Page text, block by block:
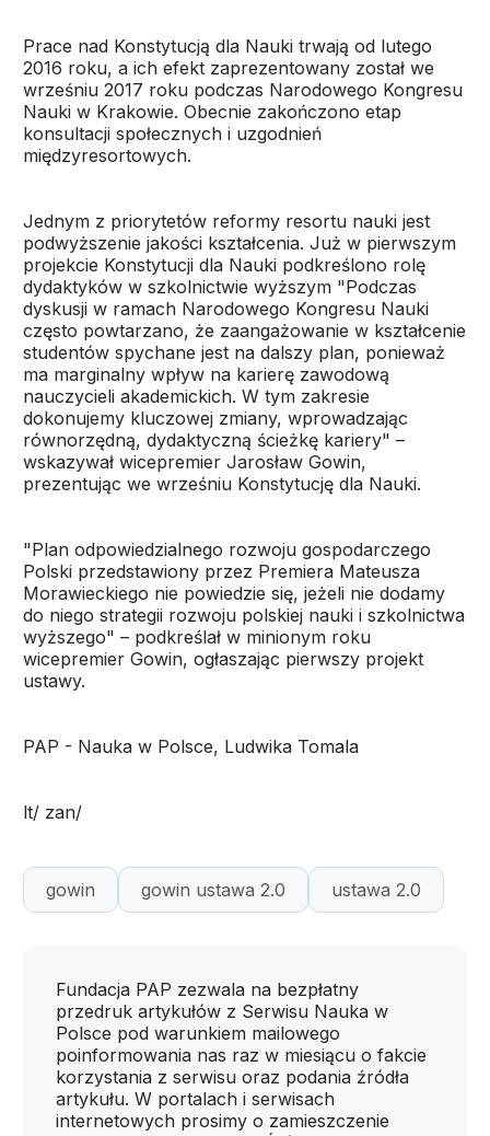
Prace nad Konstytucją dla Nauki trwają od lutego
2016 roku, a ich efekt zaprezentowany został we
wrześniu 2017 roku podczas Narodowego Kongresu
Nauki w Krakowie. Obecnie zakończono etap
konsultacji społecznych i uzgodnień
międzyresortowych.
Jednym z priorytetów reformy resortu nauki jest
podwyższenie jakości kształcenia. Już w pierwszym
projekcie Konstytucji dla Nauki podkreślono rolę
dydaktyków w szkolnictwie wyższym "Podczas
dyskusji w ramach Narodowego Kongresu Nauki
często powtarzano, że zaangażowanie w kształcenie
studentów spychane jest na dalszy plan, ponieważ
ma marginalny wpływ na karierę zawodową
nauczycieli akademickich. W tym zakresie
dokonujemy kluczowej zmiany, wprowadzając
równorzędną, dydaktyczną ścieżkę kariery" –
wskazywał wicepremier Jarosław Gowin,
prezentując we wrześniu Konstytucję dla Nauki.
"Plan odpowiedzialnego rozwoju gospodarczego
Polski przedstawiony przez Premiera Mateusza
Morawieckiego nie powiedzie się, jeżeli nie dodamy
do niego strategii rozwoju polskiej nauki i szkolnictwa
wyższego" – podkreślał w minionym roku
wicepremier Gowin, ogłaszając pierwszy projekt
ustawy.
PAP - Nauka w Polsce, Ludwika Tomala
lt/ zan/
gowin gowin ustawa 2.0 ustawa 2.0
Fundacja PAP zezwala na bezpłatny
przedruk artykułów z Serwisu Nauka w
Polsce pod warunkiem mailowego
poinformowania nas raz w miesiącu o fakcie
korzystania z serwisu oraz podania źródła
artykułu. W portalach i serwisach
internetowych prosimy o zamieszczenie